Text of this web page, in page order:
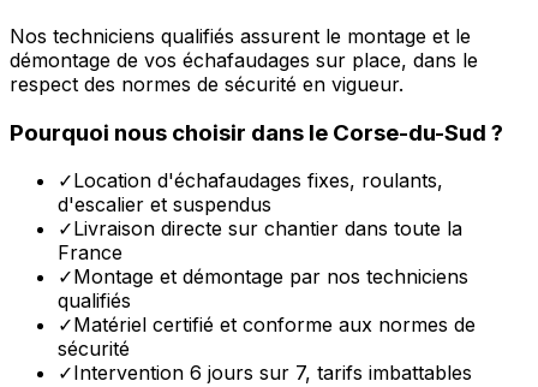
Nos techniciens qualifiés assurent le montage et le
démontage de vos échafaudages sur place, dans le
respect des normes de sécurité en vigueur.
Pourquoi nous choisir dans le Corse-du-Sud ?
✓Location d'échafaudages fixes, roulants,
d'escalier et suspendus
✓Livraison directe sur chantier dans toute la
France
✓Montage et démontage par nos techniciens
qualifiés
✓Matériel certifié et conforme aux normes de
sécurité
✓Intervention 6 jours sur 7, tarifs imbattables